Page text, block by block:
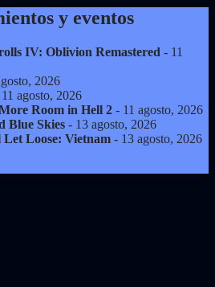
y eventos
IV: Oblivion Remastered - 11
2026
agosto, 2026
Room in Hell 2 - 11 agosto, 2026
Blue Skies - 13 agosto, 2026
Let Loose: Vietnam - 13 agosto, 2026